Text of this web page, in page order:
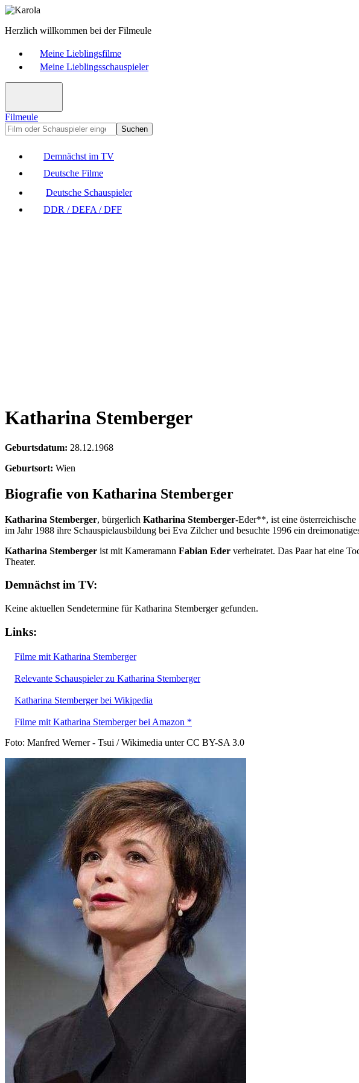
Herzlich willkommen bei der Filmeule
Meine Lieblingsfilme
Meine Lieblingsschauspieler
Filmeule
Suchen
Demnächst im TV
Deutsche Filme
Deutsche Schauspieler
DDR / DEFA / DFF
Katharina Stemberger
Geburtsdatum: 28.12.1968
Geburtsort: Wien
Biografie von Katharina Stemberger
Katharina Stemberger, bürgerlich Katharina Stemberger-Eder**, ist eine
im Jahr 1988 ihre Schauspielausbildung bei Eva Zilcher und besuchte 1996 ein
Katharina Stemberger ist mit Kameramann Fabian Eder verheiratet. Das Paar hat eine
Theater.
Demnächst im TV:
Keine aktuellen Sendetermine für Katharina Stemberger gefunden.
Links:
Filme mit Katharina Stemberger
Relevante Schauspieler zu Katharina Stemberger
Katharina Stemberger bei Wikipedia
Filme mit Katharina Stemberger bei Amazon *
Foto: Manfred Werner - Tsui / Wikimedia unter CC BY-SA 3.0